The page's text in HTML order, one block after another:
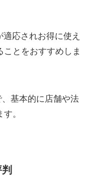
応されお得に使え
ことをおすすめしま
基本的に店舗や法
。